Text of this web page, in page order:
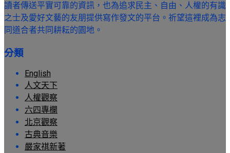
讀者傳送平實可靠的資訊，也為追求民主、自由、人權的有識
之士及愛好文藝的友朋提供寫作發文的平台。祈望這裡成為志
同道合者共同耕耘的園地。
分類
English
人文天下
人權觀察
六四專欄
北京觀察
古典音樂
嚴家祺新著